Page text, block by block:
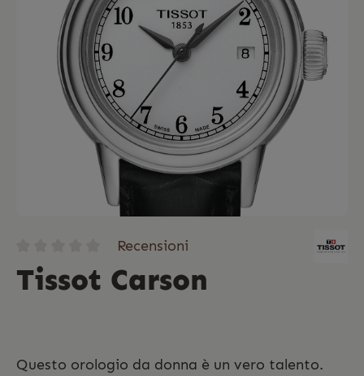
Recensioni
Tissot Carson
Questo orologio da donna è un vero talento.